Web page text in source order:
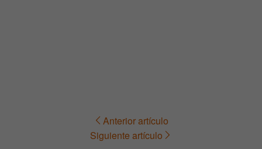
Navegación Anterior artículo
Siguiente artículo